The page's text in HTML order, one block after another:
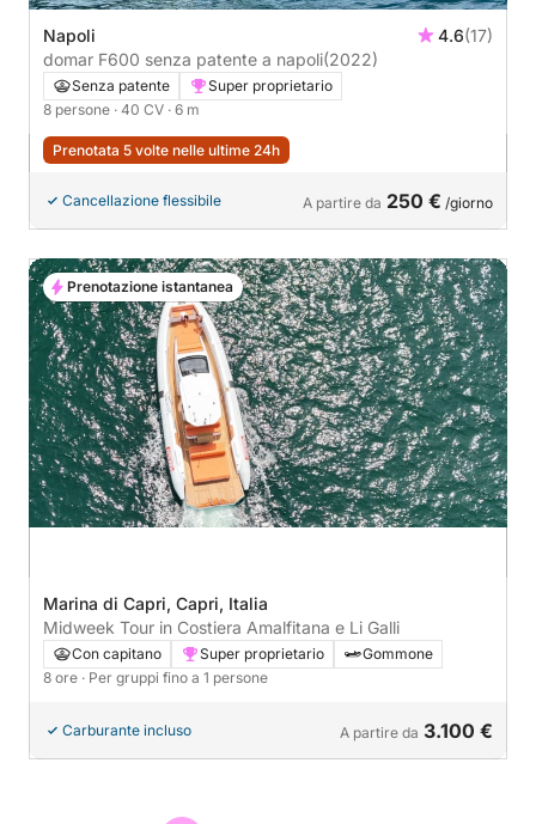
Napoli 4.6(17)
domar F600 senza patente a napoli(2022)
Senza patente
Super proprietario
8 persone · 40 CV · 6 m
Prenotata 5 volte nelle ultime 24h
Cancellazione flessibile A partire da 250 € /giorno
Marina di Capri, Capri, Italia
Midweek Tour in Costiera Amalfitana e Li Galli
Con capitano Super proprietario
Gommone
8 ore · Per gruppi fino a 1 persone
Carburante incluso A partire da 3.100 €
Prenotazione istantanea